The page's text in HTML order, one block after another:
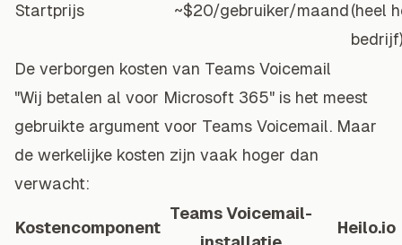
Startprijs ~$20/gebruiker/maand(heel
De verborgen kosten van Teams Voicemail
"Wij betalen al voor Microsoft 365" is het meest
gebruikte argument voor Teams Voicemail. Maar
de werkelijke kosten zijn vaak hoger dan
verwacht:
Kostencomponent
Teams Voicemail-
Heilo.io